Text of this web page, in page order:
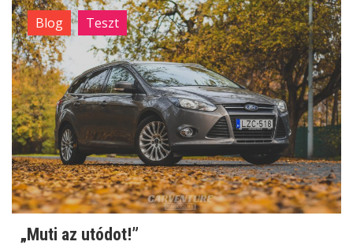
Blog Teszt
„Muti az utódot!”